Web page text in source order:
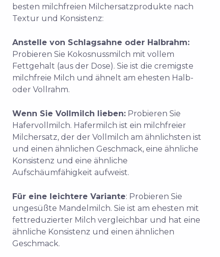
besten milchfreien Milchersatzprodukte nach
Textur und Konsistenz:
Anstelle von Schlagsahne oder Halbrahm:
Probieren Sie Kokosnussmilch mit vollem
Fettgehalt (aus der Dose). Sie ist die cremigste
milchfreie Milch und ähnelt am ehesten Halb-
oder Vollrahm.
Wenn Sie Vollmilch lieben: Probieren Sie
Hafervollmilch. Hafermilch ist ein milchfreier
Milchersatz, der der Vollmilch am ähnlichsten ist
und einen ähnlichen Geschmack, eine ähnliche
Konsistenz und eine ähnliche
Aufschäumfähigkeit aufweist.
Für eine leichtere Variante: Probieren Sie
ungesüßte Mandelmilch. Sie ist am ehesten mit
fettreduzierter Milch vergleichbar und hat eine
ähnliche Konsistenz und einen ähnlichen
Geschmack.